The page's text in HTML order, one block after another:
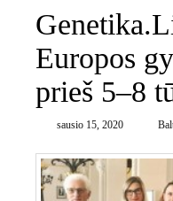
Europos
prieš 5–8
sausio 15, 2020